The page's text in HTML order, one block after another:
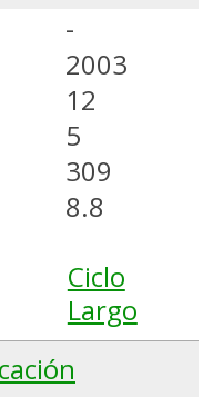
-
2003
12
5
309
8.8
Ciclo
Largo